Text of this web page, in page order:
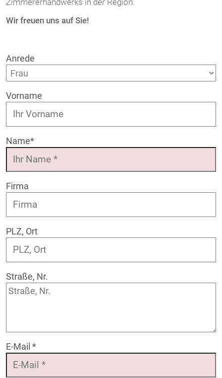
Wir freuen uns auf Sie!
Anrede
Vorname
Name*
Firma
PLZ, Ort
Straße, Nr.
E-Mail *